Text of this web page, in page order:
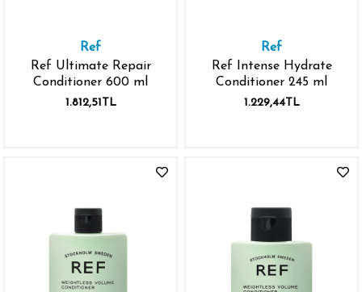
Ref
Ref Ultimate Repair
Conditioner 600 ml
1.812,51TL
Ref
Ref Intense Hydrate
Conditioner 245 ml
1.229,44TL